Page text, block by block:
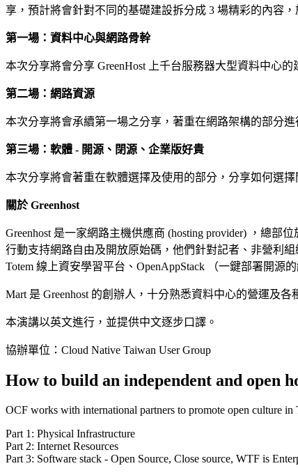
享，預計將會針對不同的基礎建設拆分成 3 場精彩的內容，
第一場：資料中心與網路骨幹
本次分享將會分享 GreenHost 上千台服務器大型資料中心
第二場：網路資源
本次分享將會承續第一場之分享，著重在網路架構的部分
第三場：軟體 - 開源、閉源、企業版好貴
本次分享將會著重在軟體選擇及使用的部分，分享如何選
關於 Greenhost
Greenhost 是一家網路主機供應商 (hosting provider) ，總
行動支持網路自由及開放原始碼，他們針對記者、非營利
Totem 線上資安學習平台、OpenAppStack （一鍵部署開源
Mart 是 Greenhost 的創辦人，十分熟悉資料中心的營運及各
本演講以英文進行，並提供中文逐步口譯。
協辦單位：Cloud Native Taiwan User Group
How to build an independent and open
OCF works with international partners to promote open culture
Part 1: Physical Infrastructure
Part 2: Internet Resources
Part 3: Software stack - Open Source, Close source, WTF is